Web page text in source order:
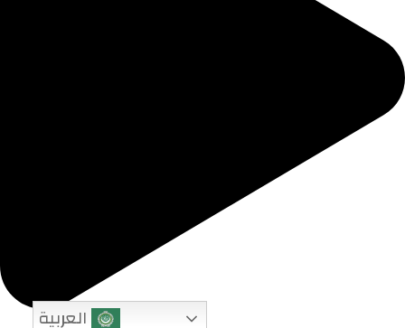
العربية